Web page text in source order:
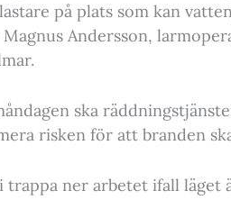
på plats som kan
Andersson,
ska
risken för att branden
trappa ner arbetet ifall läget